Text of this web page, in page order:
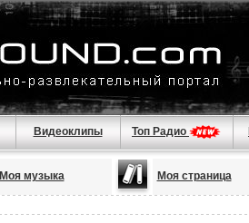
Видеоклипы Топ Радио
Моя музыка Моя страница